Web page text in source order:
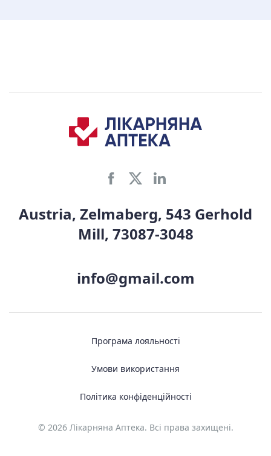
Austria, Zelmaberg, 543 Gerhold
Mill, 73087-3048
info@gmail.com
© 2026 Лікарняна Аптека. Всі права захищені.
Програма лояльності
Умови використання
Політика конфіденційності